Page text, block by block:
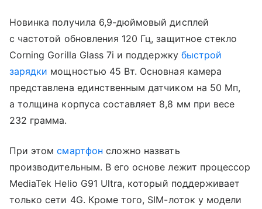
Новинка получила 6,9-дюймовый дисплей
с частотой обновления 120 Гц, защитное стекло
Corning Gorilla Glass 7i и поддержку быстрой
зарядки мощностью 45 Вт. Основная камера
представлена единственным датчиком на 50 Мп,
а толщина корпуса составляет 8,8 мм при весе
232 грамма.
При этомсмартфон сложно назвать
производительным. В его основе лежит процессор
MediaTek Helio G91 Ultra, который поддерживает
только сети 4G. Кроме того, SIM-лоток у модели